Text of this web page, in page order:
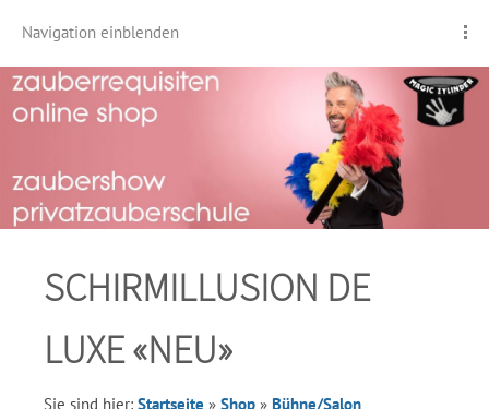
Navigation einblenden
SCHIRMILLUSION DE
LUXE «NEU»
Sie sind hier: Startseite » Shop » Bühne/Salon